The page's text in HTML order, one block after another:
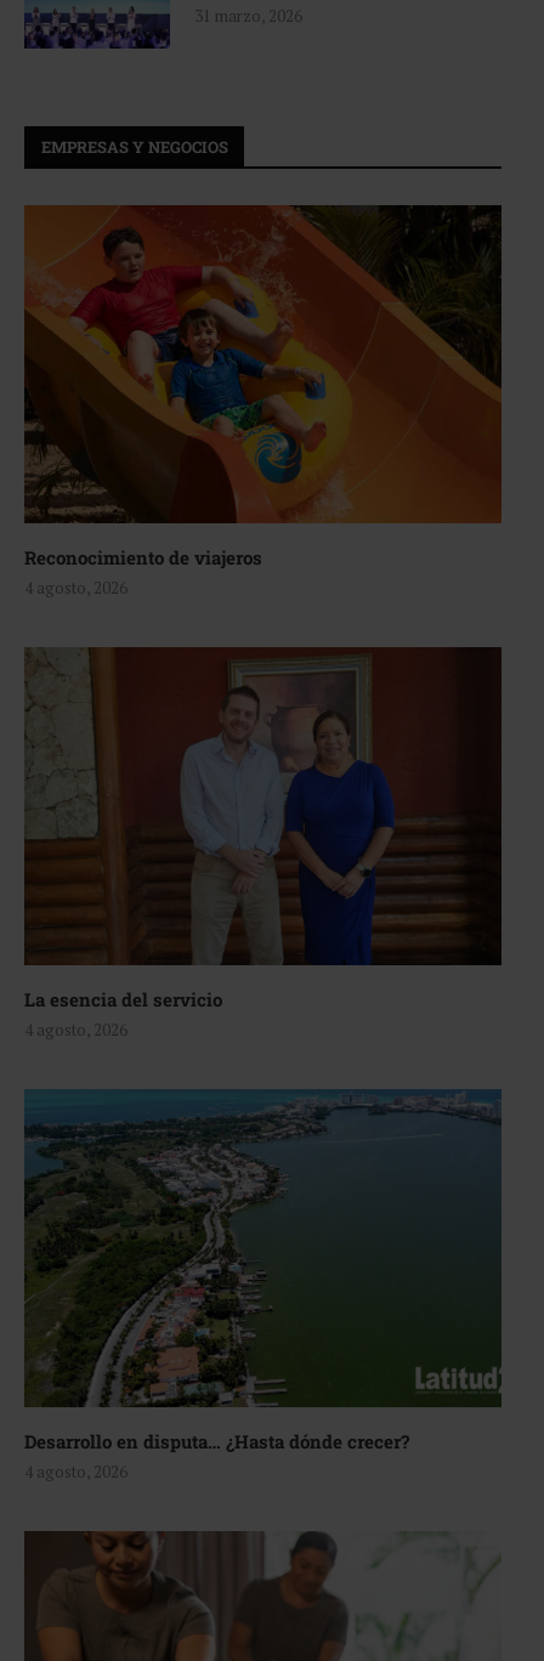
31 marzo, 2026
EMPRESAS Y NEGOCIOS
Reconocimiento de viajeros
4 agosto, 2026
La esencia del servicio
4 agosto, 2026
Desarrollo en disputa… ¿Hasta dónde crecer?
4 agosto, 2026